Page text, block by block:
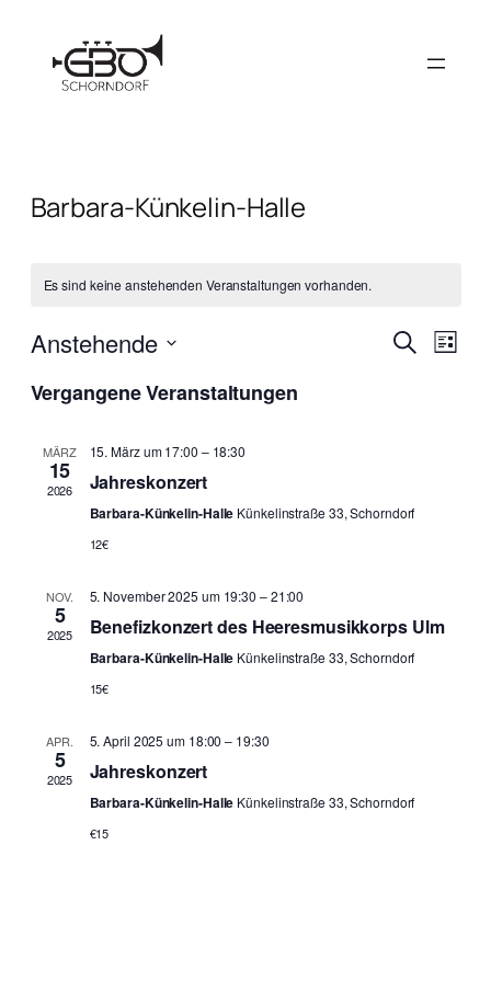
Barbara-Künkelin-Halle
Es sind keine anstehenden Veranstaltungen vorhanden.
SucheListe
Anstehende
wählen.
Vergangene Veranstaltungen
MÄRZ
15
2026
15. März um 17:00 – 18:30
Jahreskonzert
Barbara-Künkelin-Halle Künkelinstraße 33, Schorndorf
12€
NOV.
5
2025
5. November 2025 um 19:30 –21:00
Benefizkonzert des Heeresmusikkorps Ulm
Barbara-Künkelin-Halle Künkelinstraße 33, Schorndorf
15€
APR.
5
2025
5. April 2025 um 18:00 – 19:30
Jahreskonzert
Barbara-Künkelin-Halle Künkelinstraße 33, Schorndorf
€15